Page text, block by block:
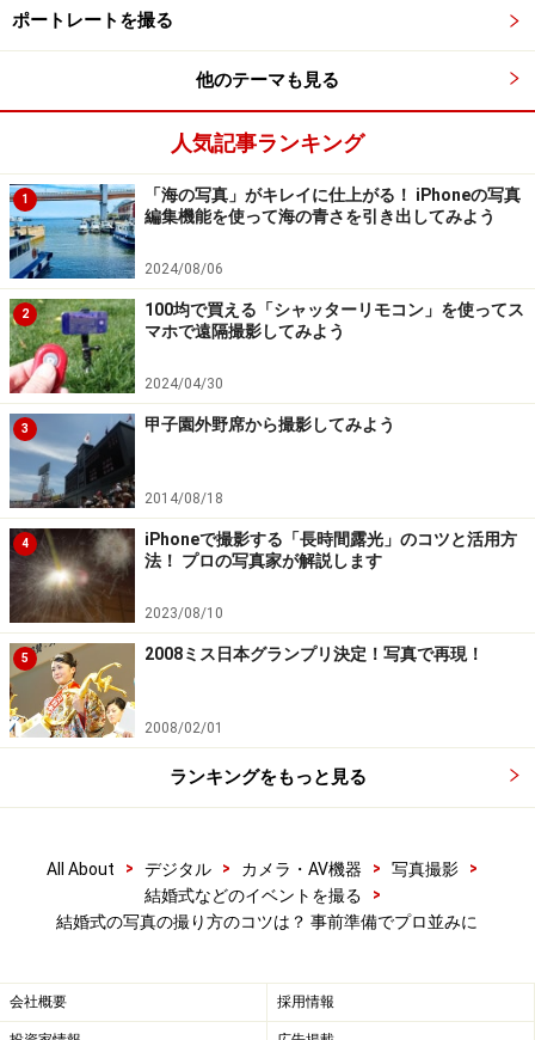
は、当日までに慣れておいてもらうといいでしょう。ビ
ギナーの方であれば、『初めてのデジタル一眼レフ、素
の記事も参考にしてもらってください。
結婚式の撮影コツ1．式の流れを把握、カメ
ラの準備をする
まずは結婚式の流れを知ってもらうことです。当日の準備か
ら披露宴のお開きまで一連の流れを把握するところから始め
ましょう。
結婚式までは、様々なことをやらなければならず、挙式
をあげる本人たちがすべて式の流れを覚えることは難し
いでしょう。というより覚えなくてもいいように、式場
には、介添人さんなどがいてお世話をしてくれるわけで
す。しかし、写真を撮ってもらうのであれば、式の流れ
の予定表は事前に入手しておきましょう。この予定表は
写真を撮る計画書としても役立ちます。
会場側で特に用意されていなければ、大まかな挙式、披
露宴の流れを教えてもらい、簡単でいいので表にしても
らってください。そして、それを撮影を依頼する方にも
渡します。特にこれまで結婚式を撮ったことがない方に
撮影を依頼する方が決まったなら、出来るだけ早く、式
は、少なくとも当日の式前に式場のチーフから式次第を
確認するようにしておきましょう。撮影機材の準備も式
ポートレートを撮る
他のテーマも見る
人気記事ランキング
1
「海の写真」がキレイに仕上がる！ iPhoneの写真
編集機能を使って海の青さを引き出してみよう
2024/08/06
2
100均で買える「シャッターリモコン」を使ってス
マホで遠隔撮影してみよう
2024/04/30
3 甲子園外野席から撮影してみよう
2014/08/18
4
iPhoneで撮影する「長時間露光」のコツと活用方
法！ プロの写真家が解説します
2023/08/10
5 2008ミス日本グランプリ決定！写真で再現！
2008/02/01
ランキングをもっと見る
All About > デジタル > カメラ・AV機器 > 写真撮影
>
結婚式などのイベントを撮る
>
結婚式の写真の撮り方のコツは？ 事前準備でプロ並みに
会社概要 採用情報